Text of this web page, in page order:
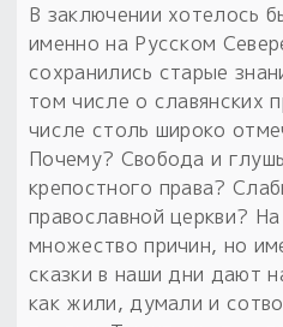
В заключении хотелось
именно на Русском
сохранились старые
том числе о славянских
числе столь широко
Почему? Свобода и
крепостного права?
православной церкви?
множество причин, но
сказки в наши дни дают
как жили, думали и